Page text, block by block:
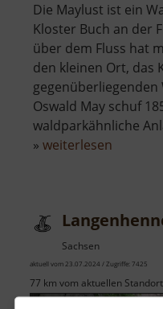
Die Maylust ist ein
Kloster Buch an der
über dem Fluss hat
den kleinen Ort, das
Oswald May schuf
waldparkähnliche
» weiterlesen
Sachsen
aktuell vom 23.07.2024 / Zugriffe: 7425
77 km vom aktuellen Standort